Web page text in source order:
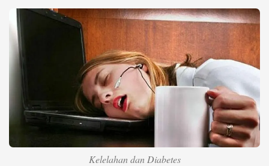
Bisnis
Otomotif
Hukum
Life Style
Kelelahan dan Diabetes